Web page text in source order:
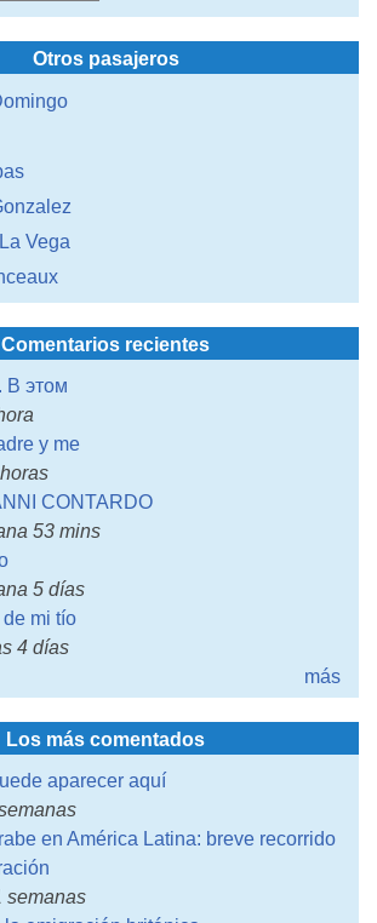
Otros pasajeros
Vega
Comentarios recientes
В этом
y me
CONTARDO
53 mins
5 días
de mi tío
4 días
más
Los más comentados
aparecer aquí
en América Latina: breve recorrido
semanas